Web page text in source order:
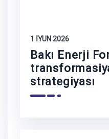
1 İYUN 2026
Bakı Enerji
strategiyası